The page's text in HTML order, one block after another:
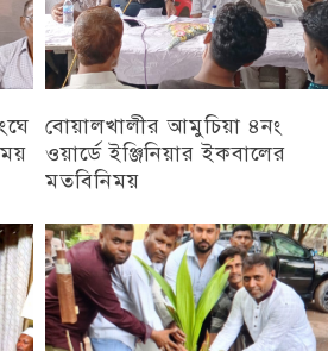
বোয়ালখালীর আমুচিয়া ৪নং
ওয়ার্ডে ইঞ্জিনিয়ার ইকবালের
মতবিনিময়